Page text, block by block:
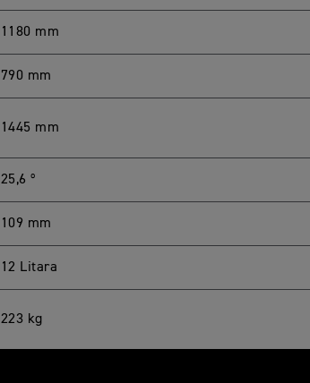
1180 mm
790 mm
1445 mm
25,6 º
109 mm
12 Litara
223 kg